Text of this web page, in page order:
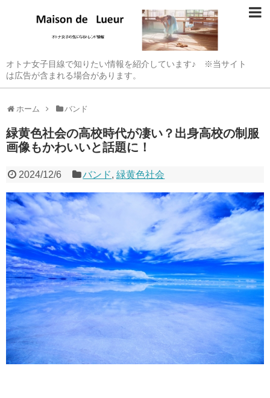
オトナ女子目線で知りたい情報を紹介しています♪ ※当サイト
は広告が含まれる場合があります。
ホーム バンド
緑黄色社会の高校時代が凄い？出身高校の制服
画像もかわいいと話題に！
2024/12/6 バンド,緑黄色社会